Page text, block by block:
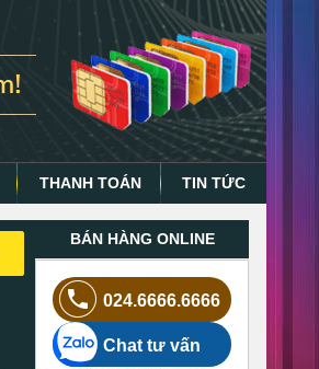
THANH TOÁN TIN TỨC
BÁN HÀNG ONLINE
024.6666.6666
Chat tư vấn